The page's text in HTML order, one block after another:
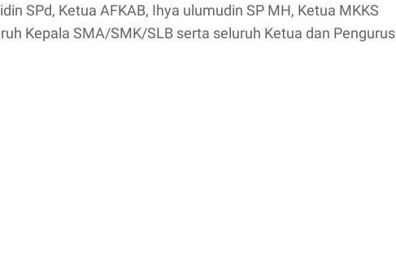
SPd, Ketua AFKAB, Ihya ulumudin SP MH, Ketua MKKS
Kepala SMA/SMK/SLB serta seluruh Ketua dan Pengurus